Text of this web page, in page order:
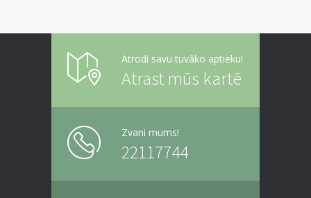
Atrodi savu tuvāko aptieku!
Atrast mūs kartē
Zvani mums!
22117744